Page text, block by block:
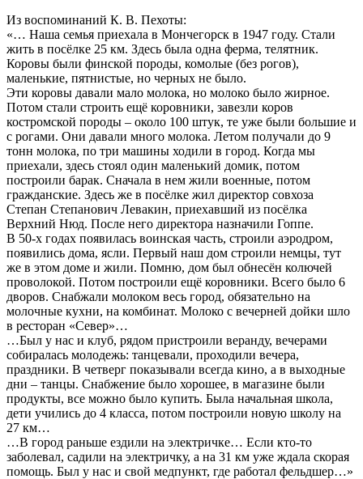
Из воспоминаний К. В. Пехоты:
«… Наша семья приехала в Мончегорск в 1947 году. Стали
жить в посёлке 25 км. Здесь была одна ферма, телятник.
Коровы были финской породы, комолые (без рогов),
маленькие, пятнистые, но черных не было.
Эти коровы давали мало молока, но молоко было жирное.
Потом стали строить ещё коровники, завезли коров
костромской породы – около 100 штук, те уже были большие и
с рогами. Они давали много молока. Летом получали до 9
тонн молока, по три машины ходили в город. Когда мы
приехали, здесь стоял один маленький домик, потом
построили барак. Сначала в нем жили военные, потом
гражданские. Здесь же в посёлке жил директор совхоза
Степан Степанович Левакин, приехавший из посёлка
Верхний Нюд. После него директора назначили Гоппе.
В 50-х годах появилась воинская часть, строили аэродром,
появились дома, ясли. Первый наш дом строили немцы, тут
же в этом доме и жили. Помню, дом был обнесён колючей
проволокой. Потом построили ещё коровники. Всего было 6
дворов. Снабжали молоком весь город, обязательно на
молочные кухни, на комбинат. Молоко с вечерней дойки шло
в ресторан «Север»…
…Был у нас и клуб, рядом пристроили веранду, вечерами
собиралась молодежь: танцевали, проходили вечера,
праздники. В четверг показывали всегда кино, а в выходные
дни – танцы. Снабжение было хорошее, в магазине были
продукты, все можно было купить. Была начальная школа,
дети учились до 4 класса, потом построили новую школу на
27 км…
…В город раньше ездили на электричке… Если кто-то
заболевал, садили на электричку, а на 31 км уже ждала скорая
помощь. Был у нас и свой медпункт, где работал фельдшер…»